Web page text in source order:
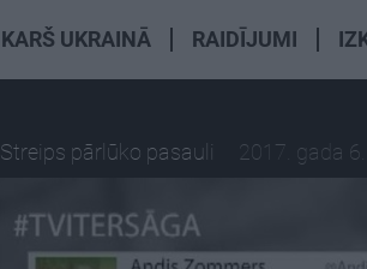
KARŠ UKRAINĀ RAIDĪJUMI
Streips pārlūko pasauli 2017. gada